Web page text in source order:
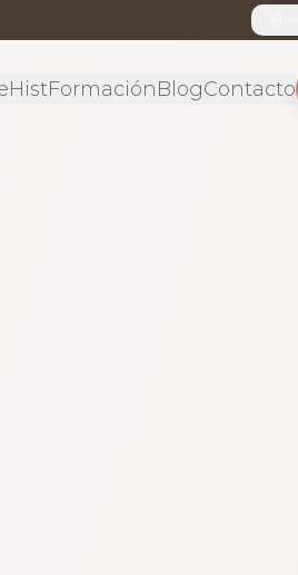
HistFormaciónBlogContacto